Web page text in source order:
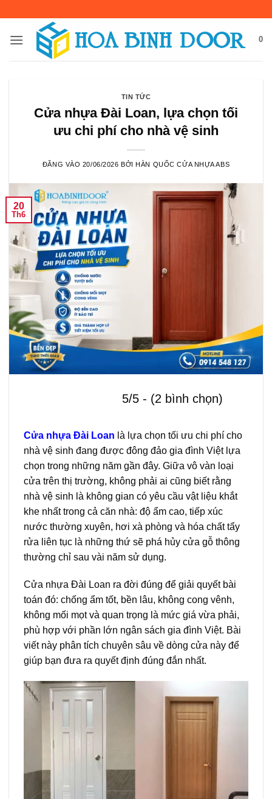
nội
0
TIN TỨC
Cửa nhựa Đài Loan, lựa chọn tối
ưu chi phí cho nhà vệ sinh
ĐĂNG VÀO 20/06/2026 BỞIHÀN QUỐC CỬA NHỰA ABS
20
Th6
5/5 - (2 bình chọn)
Cửa nhựa Đài Loan là lựa chọn tối ưu chi phí cho
nhà vệ sinh đang được đông đảo gia đình Việt lựa
chọn trong những năm gần đây. Giữa vô vàn loại
cửa trên thị trường, không phải ai cũng biết rằng
nhà vệ sinh là không gian có yêu cầu vật liệu khắt
khe nhất trong cả căn nhà: độ ẩm cao, tiếp xúc
nước thường xuyên, hơi xà phòng và hóa chất tẩy
rửa liên tục là những thứ sẽ phá hủy cửa gỗ thông
thường chỉ sau vài năm sử dụng.
Cửa nhựa Đài Loan ra đời đúng để giải quyết bài
toán đó: chống ẩm tốt, bền lâu, không cong vênh,
không mối mọt và quan trọng là mức giá vừa phải,
phù hợp với phần lớn ngân sách gia đình Việt. Bài
viết này phân tích chuyên sâu về dòng cửa này để
giúp bạn đưa ra quyết định đúng đắn nhất.